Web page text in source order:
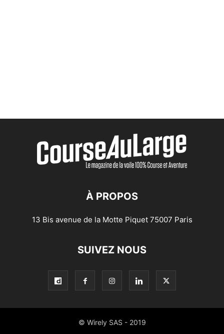
À PROPOS
13 Bis avenue de la Motte Piquet 75007 Paris
SUIVEZ NOUS
© Wirely SAS - 2019